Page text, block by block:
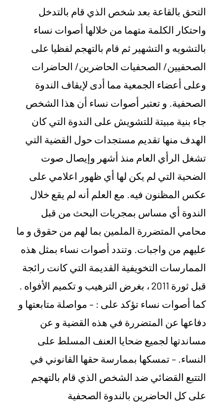
التحق بالقاعة بعد شخص الذي قام بالتدخل
واحتكار الكلمة متهما من خلالها أصوات نساء
بالتشويه و التشهير ثم قام بالتهجم لفظيا على
الصحفيين/ الصحفيات الحاضرين/ الحاضرات
وعلى أعضاء الجمعية مما أدى لإيقاف الندوة
الصحفية. و تعتبر أصوات نساء أن هذا الشخص
جاء بنية مبيتة للتشويش على الندوة التي كان
الهدف منها تقديم مستجدات حول القضية التي
تشغل الرأي العام منذ أشهر وإيصال صوت
الضحية التي لم يكن لها أي ظهور اعلامي على
عكس المظنون فيه. مع العلم أنه لم يقع خلال
الندوة أي مساس بمجريات البحث من قبل
محامي المتضررة الملمين بما لهم من حقوق و ما
عليهم من واجبات. وتندد أصوات نساء بمثل هذه
الممارسات التخويفية القديمة التي كانت رائجة
قبل ثورة 2011 ، بغرض الترهيب و تكميم الأفواه .
كما أصوات نساء تؤكد على : – مواصلة متابعتها و
دفاعها عن المتضررة في هذه القضية و عن
مساندتها لجميع ضحايا العنف المسلط على
النساء. – تمسكها بممارسة حقها القانوني في
التتبع القضائي ضد الشخص الذي قام بالتهجم
على كل الحاضرين بالندوة الصحفية